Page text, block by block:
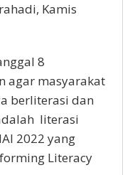
Kamis
8
agar masyarakat
berliterasi dan
literasi
2022 yang
Literacy